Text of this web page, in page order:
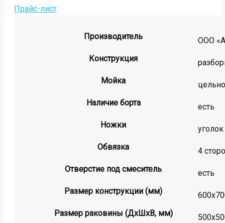
Прайс-лист
Производитель
ООО
Конструкция
Мойка
Наличие борта
есть
Ножки
Обвязка
4
Отверстие под смеситель
есть
Размер конструкции (мм)
Размер раковины (ДхШхВ, мм)